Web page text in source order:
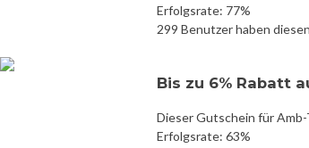
Erfolgsrate: 77%
299 Benutzer haben
Bis zu 6% Rabatt
Dieser Gutschein für
Erfolgsrate: 63%